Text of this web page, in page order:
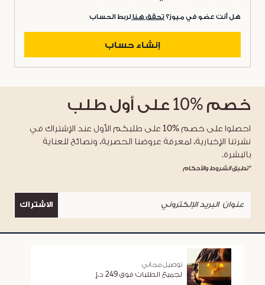
هل أنت عضو في ميوز؟ تحقق هنا لربط الحساب
إنشاء حساب
خصم %10 على أول طلب
احصلوا على خصم %10 على طلبكم الأول عند الإشتراك في
نشرتنا الإخبارية، لمعرفة عروضنا الحصرية، ونصائح للعناية
بالبشرة.
*تطبق الشروط والأحكام
الاشتراك
توصيل مجاني
لجميع الطلبات فوق 249 د.إ